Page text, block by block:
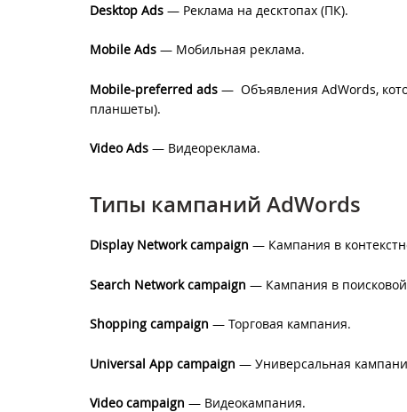
Desktop Ads — Реклама на десктопах (ПК).
Mobile Ads — Мобильная реклама.
Mobile-preferred ads — Объявления AdWords,
планшеты).
Video Ads — Видеореклама.
Типы кампаний AdWords
Display Network campaign — Кампания в
Search Network campaign — Кампания в поисковой
Shopping campaign — Торговая кампания.
Universal App campaign — Универсальная
Video campaign — Видеокампания.